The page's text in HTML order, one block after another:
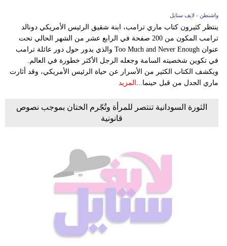
واشنطن - لايف ستايل
ينتظر كثيرون كتاب ماري ترامب، ابنة شقيق الرئيس الأمريكي دونالد
ترامب المكون من 200 صفحة في الرابع عشر من الشهر الحالي تحت
عنوان Too Much and Never Enough والذي يدور حول دور عائلة ترامب
في تكوين شخصيته السامة وجعله الرجل الأكثر خطورة في العالم.
ويكشف الكتاب الكثير من الأسرار عن حياة الرئيس الأمريكي، وقد أثارت
ماري الجدل من قبل حينما... المزيد
الثورة السودانية تنتصر للمرأة وتُجّرم الختان بموجب نصوص
قانونية